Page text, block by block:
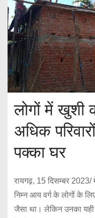
लोगों में खुशी
अधिक
पक्का घर
रायगढ़, 15 दिसम्बर
निम्न आय वर्ग के लोगों के
जैसा था। लेकिन उनका